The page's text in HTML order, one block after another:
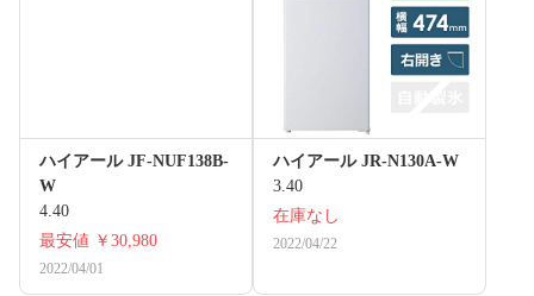
ハイアール JF-NUF138B-
W
4.40
最安値 ￥30,980
2022/04/01
ハイアール JR-N130A-W
3.40
在庫なし
2022/04/22